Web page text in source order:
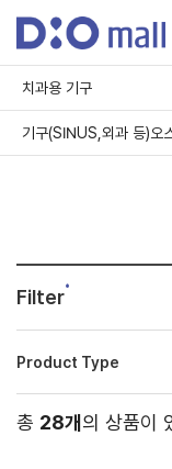
치과용 기구
기구(SINUS,외과 등)오
Filter
Product Type
총 28개의 상품이